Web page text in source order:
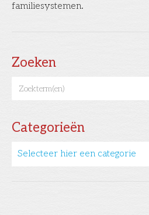
familiesystemen.
Zoeken
Categorieën
Selecteer hier een categorie